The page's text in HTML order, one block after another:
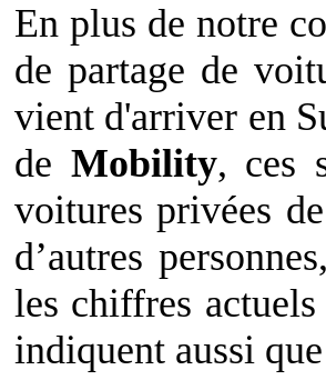
En plus de notre
de partage de
vient d'arriver en
de Mobility, ces
voitures privées
d’autres
les chiffres
indiquent aussi